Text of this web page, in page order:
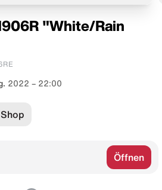
"White/Rain
2022 – 22:00
Öffnen